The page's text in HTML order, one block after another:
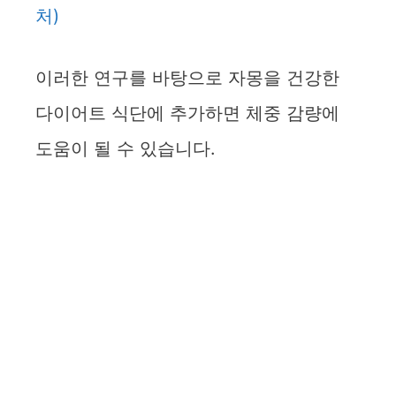
처)
이러한 연구를 바탕으로 자몽을 건강한
다이어트 식단에 추가하면 체중 감량에
도움이 될 수 있습니다.